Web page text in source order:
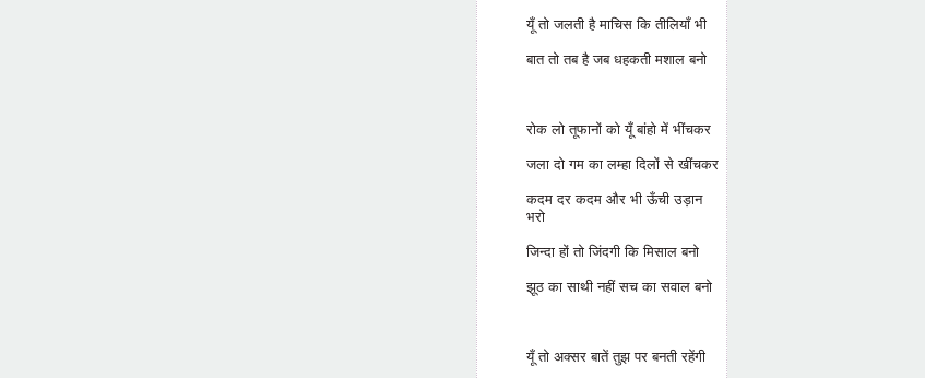
यूँ तो जलती है माचिस कि तीलियाँ भी
बात तो तब है जब धहकती मशाल बनो
रोक लो तूफानों को यूँ बांहो में भींचकर
जला दो गम का लम्हा दिलों से खींचकर
कदम दर कदम और भी ऊँची उड़ान
भरो
जिन्दा हों तो जिंदगी कि मिसाल बनो
झूठ का साथी नहीं सच का सवाल बनो
यूँ तो अक्सर बातें तुझ पर बनती रहेंगी